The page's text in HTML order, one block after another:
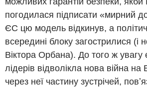
погодилася підписати «мирний
ЄС цю модель відкинув, а
всередині блоку загострилися (і
Віктора Орбана). До того ж увагу
лідерів відволікла нова війна
через неї частину зустрічей,